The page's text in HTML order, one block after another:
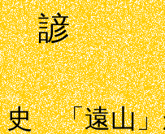
諺
史 「遠山」